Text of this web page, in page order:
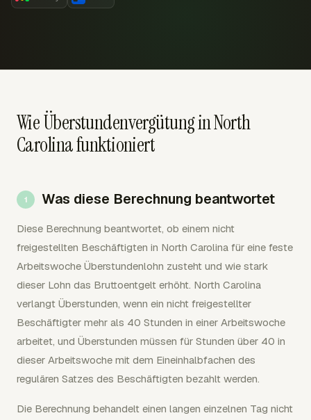
Wie Überstundenvergütung in North
Carolina funktioniert
Was diese Berechnung beantwortet
Diese Berechnung beantwortet, ob einem nicht
freigestellten Beschäftigten in North Carolina für eine feste
Arbeitswoche Überstundenlohn zusteht und wie stark
dieser Lohn das Bruttoentgelt erhöht. North Carolina
verlangt Überstunden, wenn ein nicht freigestellter
Beschäftigter mehr als 40 Stunden in einer Arbeitswoche
arbeitet, und Überstunden müssen für Stunden über 40 in
dieser Arbeitswoche mit dem Eineinhalbfachen des
regulären Satzes des Beschäftigten bezahlt werden.
Die Berechnung behandelt einen langen einzelnen Tag nicht